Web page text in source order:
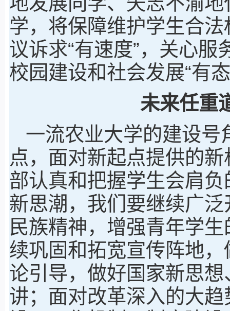
学，将保障维护学生合法
议诉求“有速度”，关心服
校园建设和社会发展“有
未来任重
一流农业大学的建设号
点，面对新起点提供的
部认真和把握学生会肩
新思潮，我们要继续广
民族精神，增强青年学
续巩固和拓宽宣传阵地
论引导，做好国家新思
讲；面对改革深入的大